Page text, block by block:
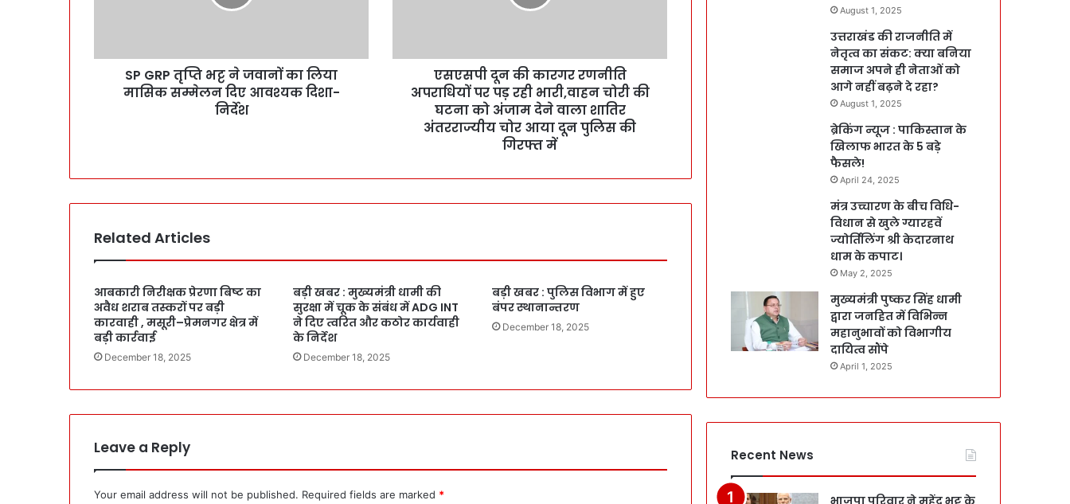
SP GRP तृप्ति भट्ट ने जवानों का लिया
मासिक सम्मेलन दिए आवश्यक दिशा-
निर्देश
एसएसपी दून की कारगर रणनीति
अपराधियों पर पड़ रही भारी,वाहन चोरी की
घटना को अंजाम देने वाला शातिर
अंतरराज्यीय चोर आया दून पुलिस की
गिरफ्त में
Related Articles
आबकारी निरीक्षक प्रेरणा बिष्ट का
अवैध शराब तस्करों पर बड़ी
कारवाही , मसूरी–प्रेमनगर क्षेत्र में
बड़ी कार्रवाई
December 18, 2025
बड़ी खबर : मुख्यमंत्री धामी की
सुरक्षा में चूक के संबंध में ADG INT
ने दिए त्वरित और कठोर कार्यवाही
के निर्देश
December 18, 2025
बड़ी खबर : पुलिस विभाग में हुए
बंपर स्थानान्तरण
December 18, 2025
Leave a Reply
Your email address will not be published. Required fields are marked *
August 1, 2025
उत्तराखंड की राजनीति में
नेतृत्व का संकट: क्या बनिया
समाज अपने ही नेताओं को
आगे नहीं बढ़ने दे रहा?
August 1, 2025
ब्रेकिंग न्यूज : पाकिस्तान के
खिलाफ भारत के 5 बड़े
फैसले!
April 24, 2025
मंत्र उच्चारण के बीच विधि-
विधान से खुले ग्यारहवें
ज्योर्तिलिंग श्री केदारनाथ
धाम के कपाट।
May 2, 2025
मुख्यमंत्री पुष्कर सिंह धामी
द्वारा जनहित में विभिन्न
महानुभावों को विभागीय
दायित्व सौंपे
April 1, 2025
Recent News